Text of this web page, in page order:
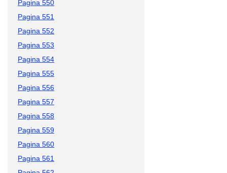
Pagina 550
Pagina 551
Pagina 552
Pagina 553
Pagina 554
Pagina 555
Pagina 556
Pagina 557
Pagina 558
Pagina 559
Pagina 560
Pagina 561